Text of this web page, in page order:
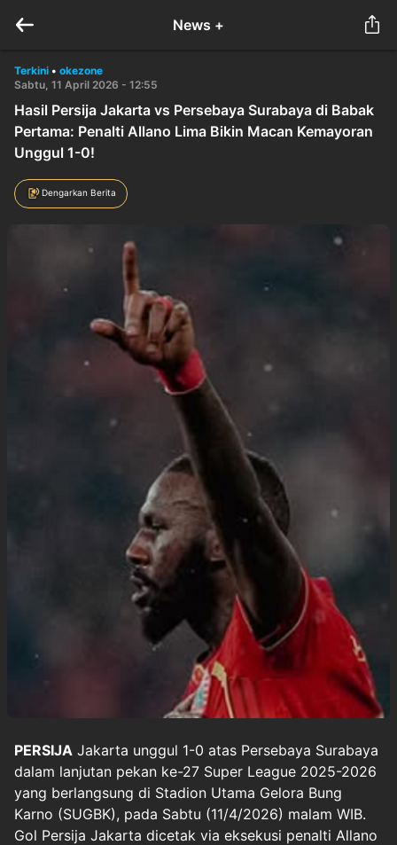
News +
Terkini • okezone
Sabtu, 11 April 2026 - 12:55
Hasil Persija Jakarta vs Persebaya Surabaya di Babak
Pertama: Penalti Allano Lima Bikin Macan Kemayoran
Unggul 1-0!
Dengarkan Berita
PERSIJA Jakarta unggul 1-0 atas Persebaya Surabaya
dalam lanjutan pekan ke-27 Super League 2025-2026
yang berlangsung di Stadion Utama Gelora Bung
Karno (SUGBK), pada Sabtu (11/4/2026) malam WIB.
Gol Persija Jakarta dicetak via eksekusi penalti Allano